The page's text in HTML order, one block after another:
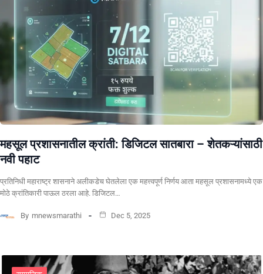
महसूल प्रशासनातील क्रांती: डिजिटल सातबारा – शेतकऱ्यांसाठी
नवी पहाट
प्रतिनिधी ​महाराष्ट्र शासनाने अलीकडेच घेतलेला एक महत्त्वपूर्ण निर्णय आता महसूल प्रशासनामध्ये एक
मोठे क्रांतिकारी पाऊल ठरला आहे. डिजिटल…
By mnewsmarathi Dec 5, 2025